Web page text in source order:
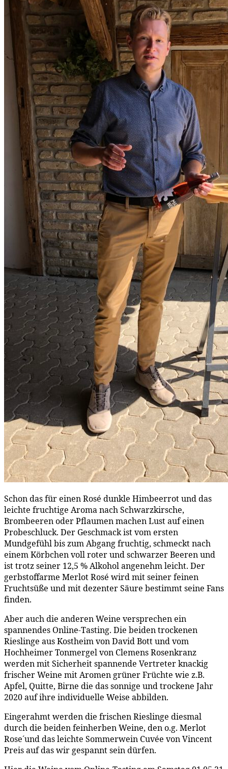
Schon das für einen Rosé dunkle Himbeerrot und das
leichte fruchtige Aroma nach Schwarzkirsche,
Brombeeren oder Pflaumen machen Lust auf einen
Probeschluck. Der Geschmack ist vom ersten
Mundgefühl bis zum Abgang fruchtig, schmeckt nach
einem Körbchen voll roter und schwarzer Beeren und
ist trotz seiner 12,5 % Alkohol angenehm leicht. Der
gerbstoffarme Merlot Rosé wird mit seiner feinen
Fruchtsüße und mit dezenter Säure bestimmt seine Fans
finden.
Aber auch die anderen Weine versprechen ein
spannendes Online-Tasting. Die beiden trockenen
Rieslinge aus Kostheim von David Bott und vom
Hochheimer Tonmergel von Clemens Rosenkranz
werden mit Sicherheit spannende Vertreter knackig
frischer Weine mit Aromen grüner Früchte wie z.B.
Apfel, Quitte, Birne die das sonnige und trockene Jahr
2020 auf ihre individuelle Weise abbilden.
Eingerahmt werden die frischen Rieslinge diesmal
durch die beiden feinherben Weine, den o.g. Merlot
Rose´und das leichte Sommerwein Cuvée von Vincent
Preis auf das wir gespannt sein dürfen.